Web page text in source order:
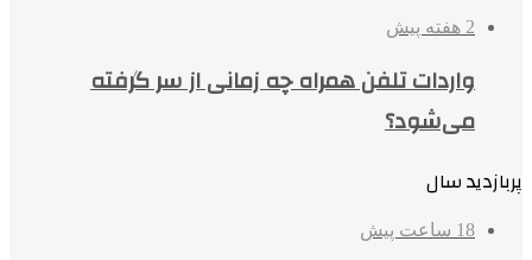
2 هفته پیش
واردات تلفن همراه چه زمانی از سر گرفته
می‌شود؟
پربازدید سال
18 ساعت پیش